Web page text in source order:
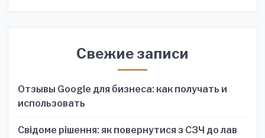
Свежие записи
Отзывы Google для бизнеса: как получать и
использовать
Свідоме рішення: як повернутися з СЗЧ до лав